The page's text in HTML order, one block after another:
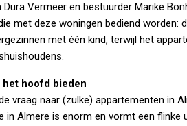
Dura Vermeer en bestuurder Marike
met deze woningen bediend
met één kind, terwijl het
het hoofd bieden
vraag naar (zulke) appartementen in
in Almere is enorm en vormt een